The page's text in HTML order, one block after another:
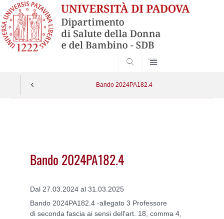
Bando 2024PA182.4
Bando 2024PA182.4
Dal 27.03.2024 al 31.03.2025
Bando 2024PA182.4 -allegato 3 Professore
di seconda fascia ai sensi dell'art. 18, comma 4,